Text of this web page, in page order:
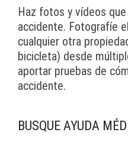
Haz fotos y vídeos
accidente. Fotografíe
cualquier otra
bicicleta) desde
aportar pruebas de
accidente.
BUSQUE AYUDA